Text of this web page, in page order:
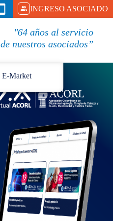
INGRESO ASOCIADO
"64 años al servicio
de nuestros asociados”
E-Market